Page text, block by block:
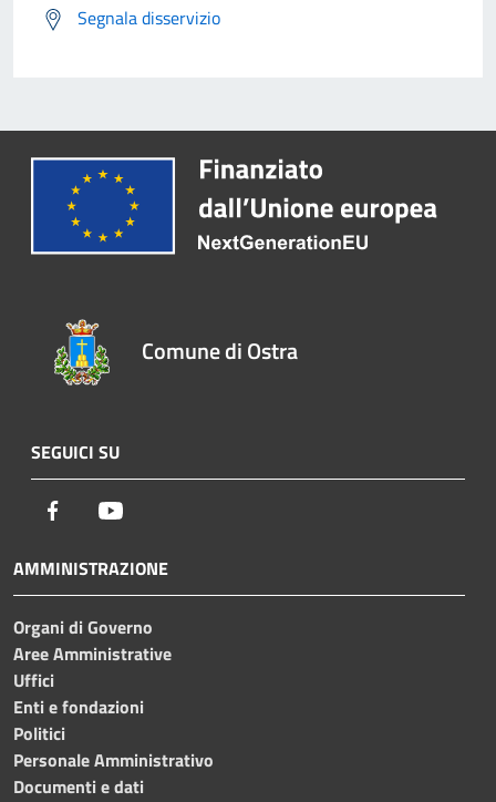
Segnala disservizio
Comune di Ostra
SEGUICI SU
Facebook
AMMINISTRAZIONE
Organi di Governo
Aree Amministrative
Uffici
Enti e fondazioni
Politici
Personale Amministrativo
Documenti e dati